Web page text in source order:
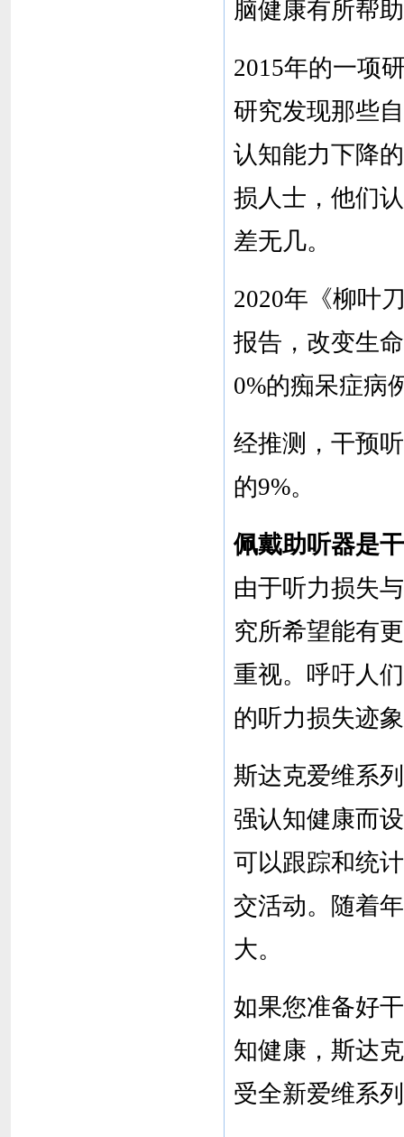
脑健康有所帮
2015年的一项
研究发现那些
认知能力下降
损人士，他们
差无几。
2020年《柳叶
报告，改变生
0%的痴呆症病
经推测，干预
的9%。
佩戴助听器是
由于听力损失
究所希望能有
重视。呼吁人
的听力损失迹
斯达克爱维系
强认知健康而
可以跟踪和统
交活动。随着
大。
如果您准备好
知健康，斯达
受全新爱维系